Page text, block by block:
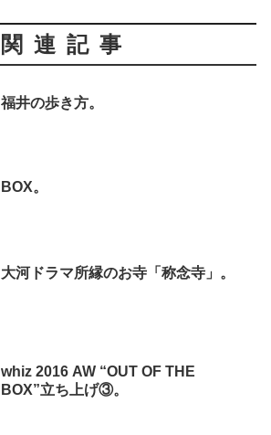
関連記事
福井の歩き方。
BOX。
大河ドラマ所縁のお寺「称念寺」。
whiz 2016 AW “OUT OF THE
BOX”立ち上げ③。